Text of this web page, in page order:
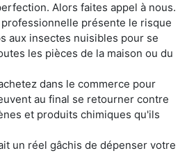
Alors faites appel à nous.
présente le risque
aux insectes nuisibles pour se
les pièces de la maison ou du
dans le commerce pour
au final se retourner contre
et produits chimiques qu'ils
un réel gâchis de dépenser votre